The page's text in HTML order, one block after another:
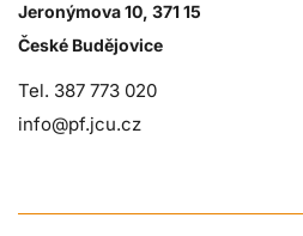
Jeronýmova 10, 371 15
České Budějovice
Tel. 387 773 020
info@pf.jcu.cz